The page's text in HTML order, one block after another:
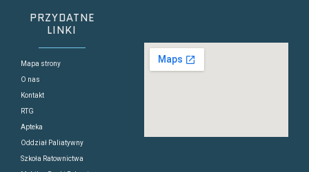
PRZYDATNE
LINKI
Mapa strony
O nas
Kontakt
RTG
Apteka
Oddział Paliatywny
Szkoła Ratownictwa